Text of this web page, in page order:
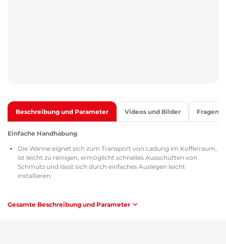
Beschreibung und Parameter Videos und Bilder Fragen
Einfache Handhabung
Die Wanne eignet sich zum Transport von Ladung im Kofferraum,
ist leicht zu reinigen, ermöglicht schnelles Ausschütten von
Schmutz und lässt sich durch einfaches Auslegen leicht
installieren.
Gesamte Beschreibung und Parameter